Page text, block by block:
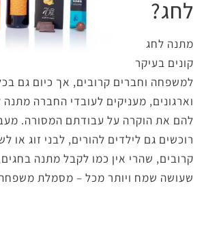
לחג?
מתנה לחג
קונים בעיקר
למשפחה וחברים קרובים, אך כיום גם
וארגונים, מעניקים לעובדי החברה
להם את הוקרה על עבודתם המסורה.
רוכשים גם לילדים להורים, לבני זוג או
קרובים, שהרי אין כמו לקבל מתנה
שעושה שמח ויותר מכל – מסמלת